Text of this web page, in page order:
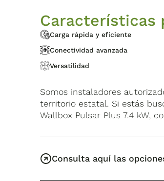
Características
Carga rápida y eficiente
Conectividad avanzada
Versatilidad
Somos instaladores
territorio estatal. Si estás
Wallbox Pulsar Plus 7.4 kW,
Consulta aquí las